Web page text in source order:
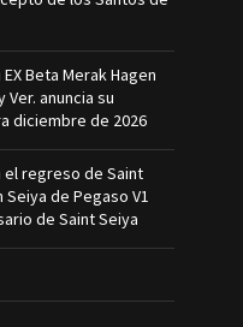
Beta Merak Hagen
Ver. anuncia su
diciembre de 2026
el regreso de Saint
de Pegaso V1
de Saint Seiya